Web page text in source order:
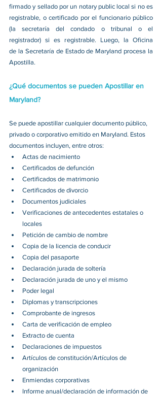
firmado y sellado por un notary public local si no es
registrable, o certificado por el funcionario público
(la secretaría del condado o tribunal o el
registrador) si es registrable. Luego, la Oficina
de la Secretaría de Estado de Maryland procesa la
Apostilla.
¿Qué documentos se pueden Apostillar en
Maryland?
Se puede apostillar cualquier documento público,
privado o corporativo emitido en Maryland. Estos
documentos incluyen, entre otros:
Actas de nacimiento
Certificados de defunción
Certificados de matrimonio
Certificados de divorcio
Documentos judiciales
Verificaciones de antecedentes estatales o
locales
Petición de cambio de nombre
Copia de la licencia de conducir
Copia del pasaporte
Declaración jurada de soltería
Declaración jurada de uno y el mismo
Poder legal
Diplomas y transcripciones
Comprobante de ingresos
Carta de verificación de empleo
Extracto de cuenta
Declaraciones de impuestos
Artículos de constitución/Artículos de
organización
Enmiendas corporativas
Informe anual/declaración de información de